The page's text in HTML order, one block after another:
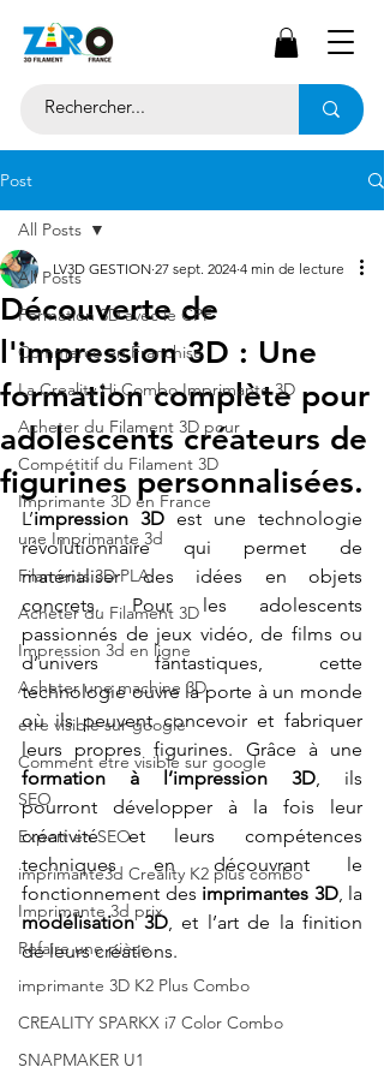
Post
All Posts
Formation 3D avec le CPF
Commerce en Franchise
La Creality Hi Combo Imprimante 3D
Acheter du Filament 3D pour
Compétitif du Filament 3D
Imprimante 3D en France
une Imprimante 3d
Filaments 3D PLA
Acheter du Filament 3D
Impression 3d en ligne
Acheter une machine 3D
etre visible sur google
Comment etre visible sur google
SEO
Expert en SEO
imprimante3d Creality K2 plus combo
Imprimante 3d prix
Refaire une pièce
imprimante 3D K2 Plus Combo
CREALITY SPARKX i7 Color Combo
SNAPMAKER U1
All Posts
Découverte de
l'impression 3D : Une
formation complète pour
adolescents créateurs de
figurines personnalisées.
LV3D GESTION 27 sept. 2024 4 min de lecture
L’impression 3D est une technologie
révolutionnaire qui permet de
matérialiser des idées en objets
concrets. Pour les adolescents
passionnés de jeux vidéo, de films ou
d’univers fantastiques, cette
technologie ouvre la porte à un monde
où ils peuvent concevoir et fabriquer
formation à l’impression 3D, ils
pourront développer à la fois leur
créativité et leurs compétences
techniques en découvrant le
fonctionnement des imprimantes 3D
modélisation 3D, et l’art de la finition
de leurs créations.